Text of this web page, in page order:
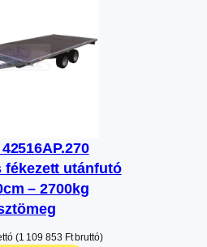
fékezett utánfutó
– 2700kg
(1 109 853 Ftbruttó)